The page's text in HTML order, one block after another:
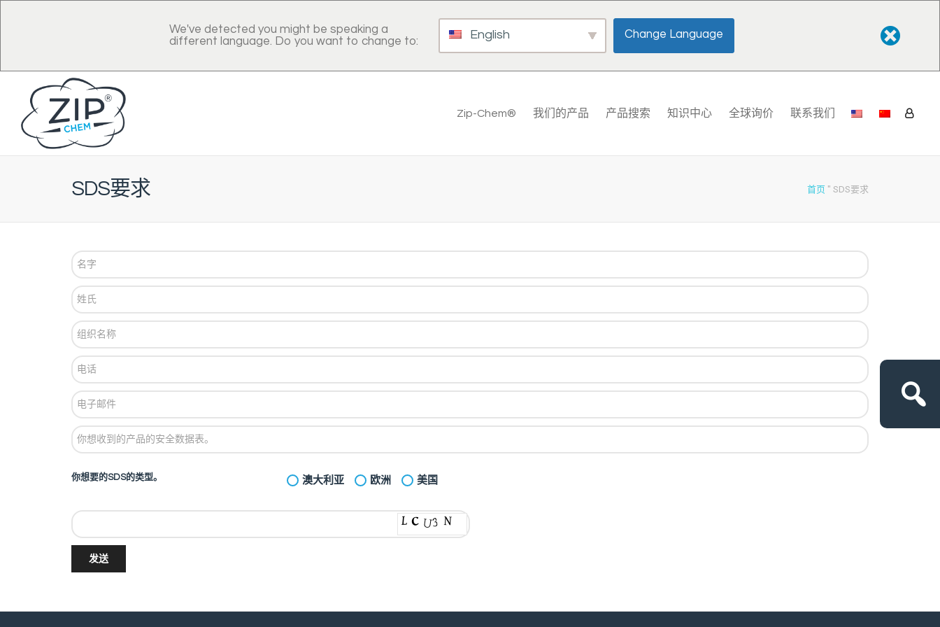
We've detected you might be speaking a
different language. Do you want to change to:
English Change Language
Zip-Chem® 我们的产品 产品搜索 知识中心 全球询价 联系我们
首页 " SDS要求
SDS要求
你想要的SDS的类型。 澳大利亚 欧洲 美国
发送